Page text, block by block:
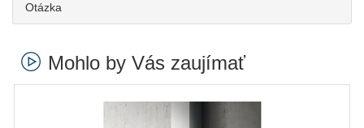
Otázka
Mohlo by Vás zaujímať